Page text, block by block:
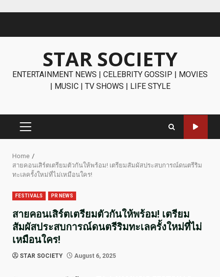
STAR SOCIETY
ENTERTAINMENT NEWS | CELEBRITY GOSSIP | MOVIES
| MUSIC | TV SHOWS | LIFE STYLE
PRIMARY
Home
สายคอนเสิร์ตเตรียมตัวกันให้พร้อม! เตรียมสัมผัสประสบการณ์ดนตรีริม
ทะเลครั้งใหม่ที่ไม่เหมือนใคร!
FESTIVALS PR NEWS
สายคอนเสิร์ตเตรียมตัวกันให้พร้อม! เตรียม
สัมผัสประสบการณ์ดนตรีริมทะเลครั้งใหม่ที่ไม่
เหมือนใคร!
STAR SOCIETY August 6, 2025